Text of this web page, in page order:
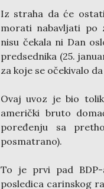
Iz straha da će
morati nabavljati po
nisu čekala ni Dan
predsednika (25.
za koje se očekivalo
Ovaj uvoz je bio
američki bruto
poređenju sa
posmatrano).
To je prvi pad
posledica carinskog